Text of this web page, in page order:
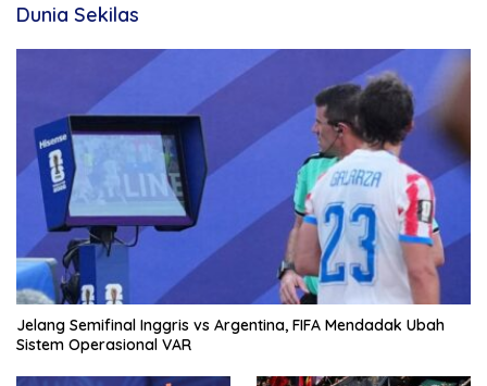
Dunia Sekilas
Jelang Semifinal Inggris vs Argentina, FIFA Mendadak Ubah
Sistem Operasional VAR